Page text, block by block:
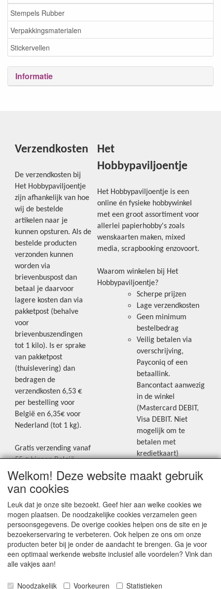
Stempels Rubber
Verpakkingsmaterialen
Stickervellen
Informatie
Verzendkosten
De verzendkosten bij
Het Hobbypaviljoentje
zijn afhankelijk van hoe
wij de bestelde
artikelen naar je
kunnen opsturen. Als de
bestelde producten
verzonden kunnen
worden via
brievenbuspost dan
betaal je daarvoor
lagere kosten dan via
pakketpost (behalve
voor
brievenbuszendingen
tot 1 kilo). Is er sprake
van pakketpost
(thuislevering) dan
bedragen de
verzendkosten 6,53 €
per bestelling voor
België en 6,35€ voor
Nederland (tot 1 kg).
Gratis verzending vanaf
55 € binnen België.
Gratis verzending vanaf
65 € naar Nederland.
Levering andere
landen: geen gratis
verzending, portkosten
worden aangerekend.
Zie voor een overzicht
van alle verzendkosten
"Verzendkosten" op de
Het
Hobbypaviljoentje
Het Hobbypaviljoentje is een
online én fysieke hobbywinkel
met een groot assortiment voor
allerlei papierhobby's zoals
wenskaarten maken, mixed
media, scrapbooking enzovoort.
Waarom winkelen bij Het
Hobbypaviljoentje?
Scherpe prijzen
Lage verzendkosten
Geen minimum
bestelbedrag
Veilig betalen via
overschrijving,
Payconiq of een
betaallink.
Bancontact aanwezig
in de winkel
(Mastercard DEBIT,
Visa DEBIT. Niet
mogelijk om te
betalen met
kredietkaart)
Blijf op de hoogte van de laatste
onze Facebookpagina.
Welkom! Deze website maakt gebruik
van cookies
Leuk dat je onze site bezoekt. Geef hier aan welke cookies we
mogen plaatsen. De noodzakelijke cookies verzamelen geen
persoonsgegevens. De overige cookies helpen ons de site en je
bezoekerservaring te verbeteren. Ook helpen ze ons om onze
producten beter bij je onder de aandacht te brengen. Ga je voor
een optimaal werkende website inclusief alle voordelen? Vink dan
alle vakjes aan!
Noodzakelijk Voorkeuren Statistieken